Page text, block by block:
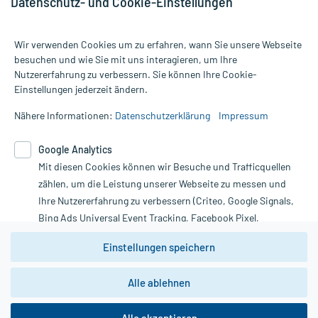
Alle Preise gelten inkl. MwSt., ggf. zzgl. Versandkosten
Informationen auf dieser Website werden ausschließlich für
die Untersuchung und Behandlung durch einen Arzt. Bitte
Therapien eingeleitet werden können. | Diese Webseite benutzt
Google Analytics. Lesen Sie bitte dazu die wichtigen Hinweise in
unserer Datenschutzerklärung. Für den Widerruf einer Bestellung
nutzen Sie das Formular:
Vertrag widerrufen
*Hinweise zu unseren Aktionen und Bewertungen
Wir verwenden Cookies um zu erfahren, wann Sie unsere Webseite
besuchen und wie Sie mit uns interagieren, um Ihre
Nutzererfahrung zu verbessern. Sie können Ihre Cookie-
Einstellungen jederzeit ändern.
Nähere Informationen: Datenschutzerklärung Impressum
Google Analytics
Mit diesen Cookies können wir Besuche und Trafficquellen
zählen, um die Leistung unserer Webseite zu messen und
Ihre Nutzererfahrung zu verbessern (Criteo, Google Signals,
Bing Ads Universal Event Tracking, Facebook Pixel,
Youtube-Social Plugin).
Wir weisen darauf hin, dass die
zwingend den Europäischen Anforderungen gem. EU-
DSGVO genügen und ein Datentransfer in Drittstaaten bzw.
Einstellungen speichern
Alle ablehnen